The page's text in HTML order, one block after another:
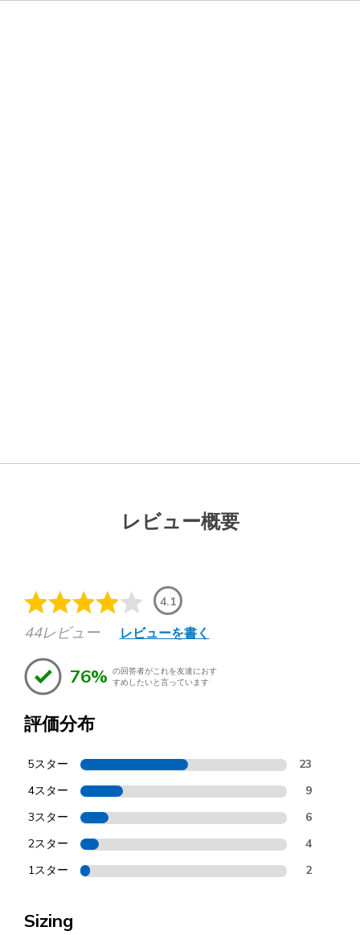
レビュー概要
4.1
44レビュー レビューを書く
76% の回答者がこれを友達におす
すめしたいと言っています
評価分布
5スター 23
4スター 9
3スター 6
2スター 4
1スター 2
Sizing